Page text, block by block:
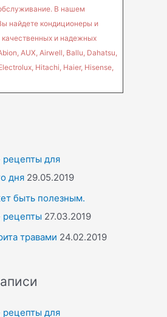
В нашем
найдете кондиционеры и
и надежных
AUX, Airwell, Ballu, Dahatsu,
Hitachi, Haier, Hisense,
рецепты для
дня 29.05.2019
быть полезным.
рецепты 27.03.2019
травами 24.02.2019
рецепты для